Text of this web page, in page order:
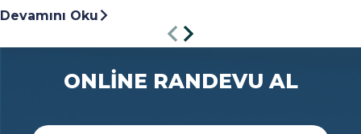
Devamını Oku
ONLİNE RANDEVU AL